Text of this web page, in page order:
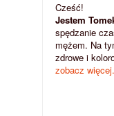
Cześć!
Jestem
spędzanie
mężem. Na
zdrowe i
zobacz